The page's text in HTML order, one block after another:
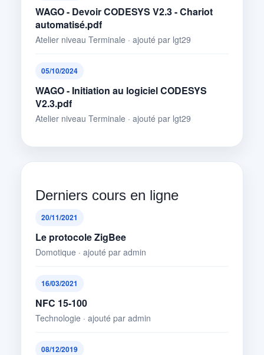
WAGO - Devoir CODESYS V2.3 - Chariot
automatisé.pdf
Atelier niveau Terminale · ajouté par lgt29
05/10/2024
WAGO - Initiation au logiciel CODESYS
V2.3.pdf
Atelier niveau Terminale · ajouté par lgt29
Derniers cours en ligne
20/11/2021
Le protocole ZigBee
Domotique · ajouté par admin
16/03/2021
NFC 15-100
Technologie · ajouté par admin
08/12/2019